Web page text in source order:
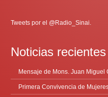
Tweets por el @Radio_Sinai.
Noticias recientes